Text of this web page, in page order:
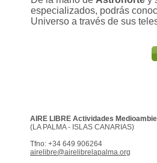
especializados, podrás
Universo a través de sus
AIRE LIBRE Actividades
(LA PALMA - ISLAS CANARIAS)
Tfno: +34 649 906264
airelibre@airelibrelapalma.org